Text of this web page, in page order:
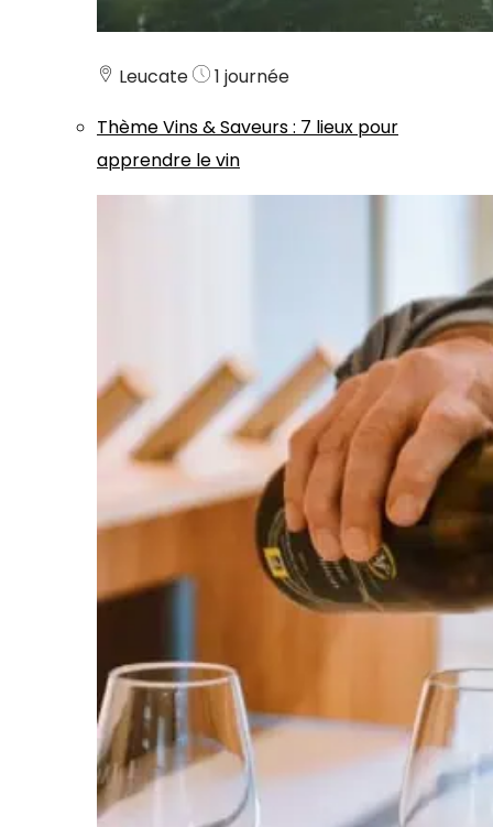
Leucate
1 journée
ThèmeVins & Saveurs: 7 lieux pour
apprendre le vin